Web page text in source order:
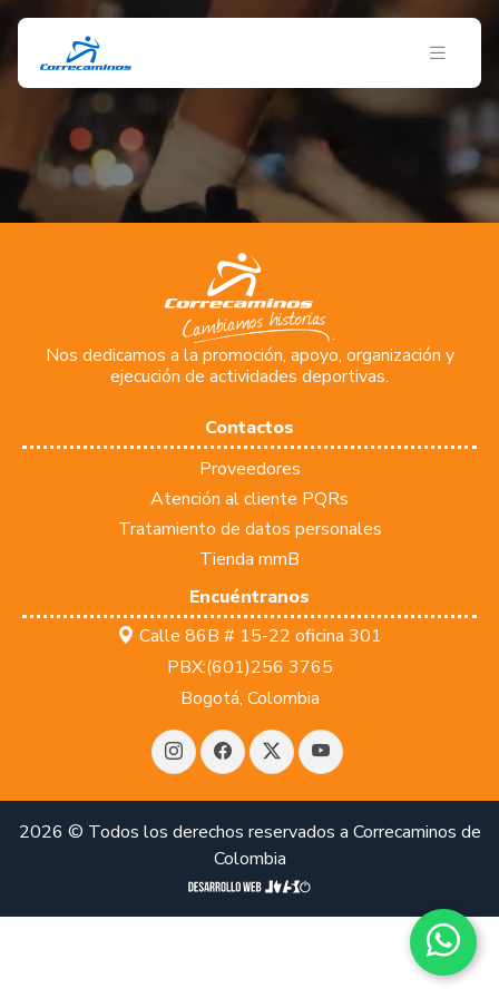
Nos dedicamos a la promoción, apoyo, organización y
ejecución de actividades deportivas.
Contactos
Proveedores
Atención al cliente PQRs
Tratamiento de datos personales
Tienda mmB
Encuéntranos
Calle 86B # 15-22 oficina 301
PBX:(601)256 3765
Bogotá, Colombia
InstagramFacebookTwitterYoutube
2026 © Todos los derechos reservados a Correcaminos de
Colombia